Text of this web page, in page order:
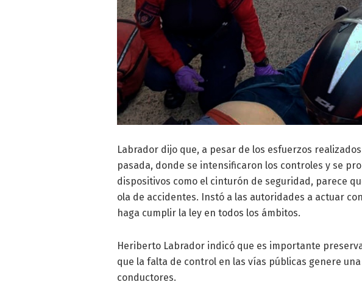
Labrador dijo que, a pesar de los esfuerzos
pasada, donde se intensificaron los controles y se
dispositivos como el cinturón de seguridad, parece
ola de accidentes. Instó a las autoridades a actuar
haga cumplir la ley en todos los ámbitos.
Heriberto Labrador indicó que es importante
que la falta de control en las vías públicas genere
conductores.